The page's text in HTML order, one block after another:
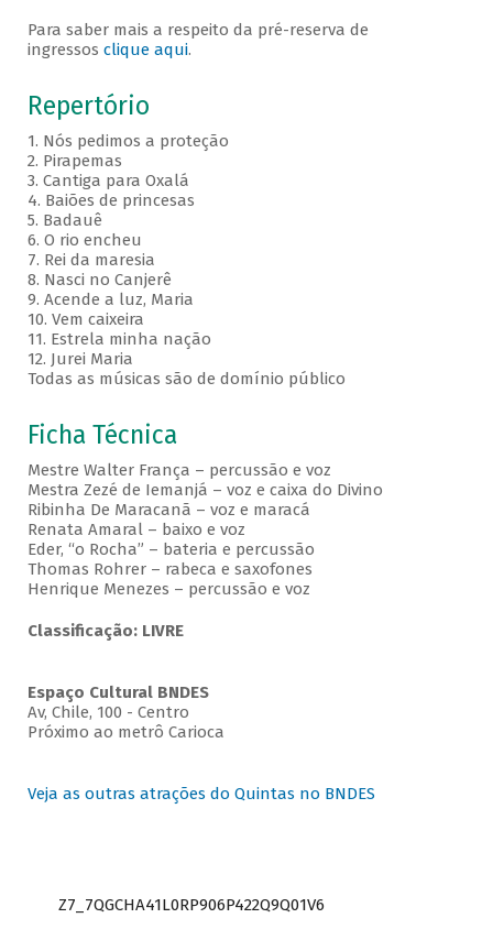
Para saber mais a respeito da pré-reserva de
ingressos clique aqui.
Repertório
1. Nós pedimos a proteção
2. Pirapemas
3. Cantiga para Oxalá
4. Baiões de princesas
5. Badauê
6. O rio encheu
7. Rei da maresia
8. Nasci no Canjerê
9. Acende a luz, Maria
10. Vem caixeira
11. Estrela minha nação
12. Jurei Maria
Todas as músicas são de domínio público
Ficha Técnica
Mestre Walter França – percussão e voz
Mestra Zezé de Iemanjá – voz e caixa do Divino
Ribinha De Maracanã – voz e maracá
Renata Amaral – baixo e voz
Eder, “o Rocha” – bateria e percussão
Thomas Rohrer – rabeca e saxofones
Henrique Menezes – percussão e voz
Classificação: LIVRE
Espaço Cultural BNDES
Av, Chile, 100 - Centro
Próximo ao metrô Carioca
Veja as outras atrações do Quintas no BNDES
Z7_7QGCHA41L0RP906P422Q9Q01V6